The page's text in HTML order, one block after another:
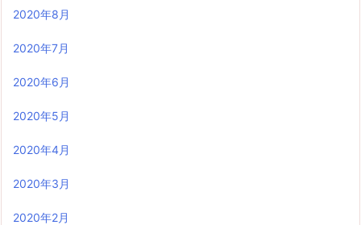
2020年8月
2020年7月
2020年6月
2020年5月
2020年4月
2020年3月
2020年2月